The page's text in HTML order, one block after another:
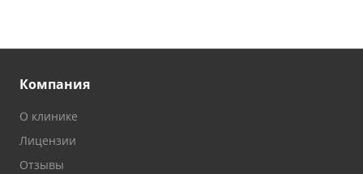
Компания
О клинике
Лицензии
Отзывы